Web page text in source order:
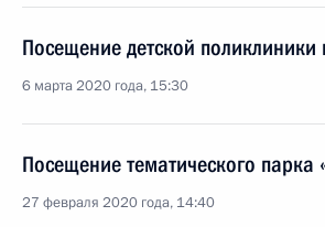
Посещение детской
6 марта 2020 года, 15:30
Посещение тематического парка
27 февраля 2020 года, 14:40